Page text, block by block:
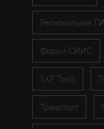
Региональная
Форум СИИС
SXF Tools
Транспорт